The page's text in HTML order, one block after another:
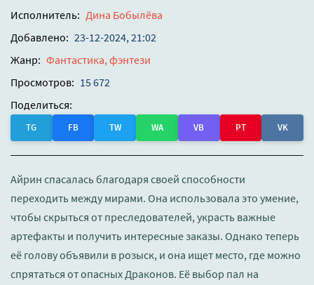
Исполнитель: Дина Бобылёва
Добавлено: 23-12-2024, 21:02
Жанр: Фантастика, фэнтези
Просмотров: 15 672
Поделиться:
TG FB TW WA VB PT VK
Айрин спасалась благодаря своей способности
переходить между мирами. Она использовала это умение,
чтобы скрыться от преследователей, украсть важные
артефакты и получить интересные заказы. Однако теперь
её голову объявили в розыск, и она ищет место, где можно
спрятаться от опасных Драконов. Её выбор пал на